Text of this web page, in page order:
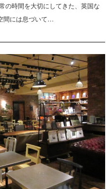
の時間を大切にしてきた、英国な
間には息づいて…